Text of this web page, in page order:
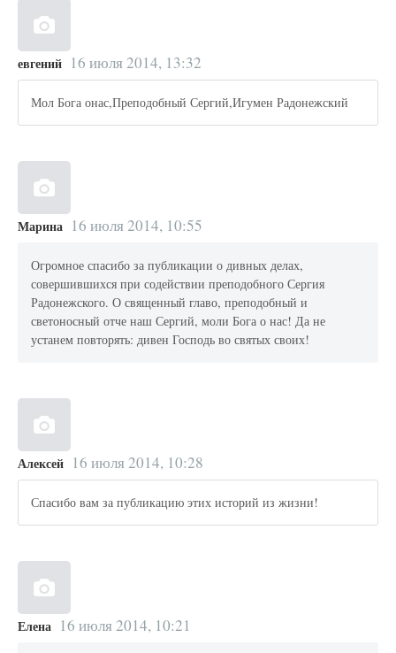
евгений 16 июля 2014, 13:32
Мол Бога онас,Преподобный Сергий,Игумен Радонежский
Марина 16 июля 2014, 10:55
Огромное спасибо за публикации о дивных делах,
совершившихся при содействии преподобного Сергия
Радонежского. О священный главо, преподобный и
светоносный отче наш Сергий, моли Бога о нас! Да не
устанем повторять: дивен Господь во святых своих!
Алексей 16 июля 2014, 10:28
Спасибо вам за публикацию этих историй из жизни!
Елена 16 июля 2014, 10:21